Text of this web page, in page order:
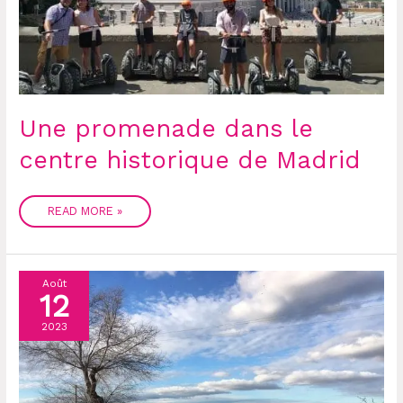
Une promenade dans le
centre historique de Madrid
READ MORE »
Août
12
2023
CHINCHÓN
EN
SEGWAY